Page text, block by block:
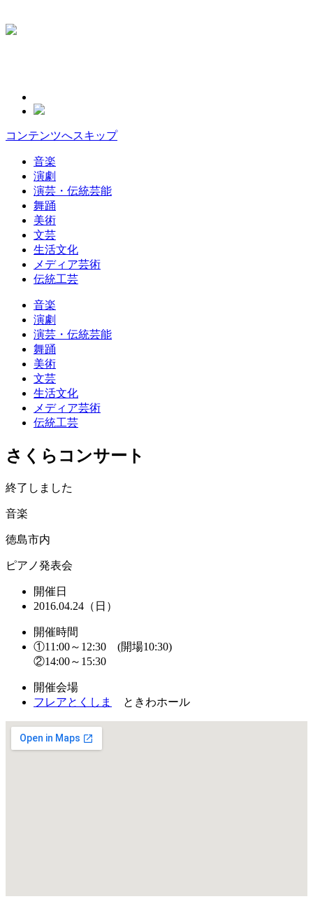
コンテンツへスキップ
音楽
演劇
演芸・伝統芸能
舞踊
美術
文芸
生活文化
メディア芸術
伝統工芸
音楽
演劇
演芸・伝統芸能
舞踊
美術
文芸
生活文化
メディア芸術
伝統工芸
さくらコンサート
終了しました
音楽
徳島市内
ピアノ発表会
開催日
2016.04.24（日）
開催時間
①11:00～12:30 (開場10:30)
②14:00～15:30
開催会場
フレアとくしま
ときわホール